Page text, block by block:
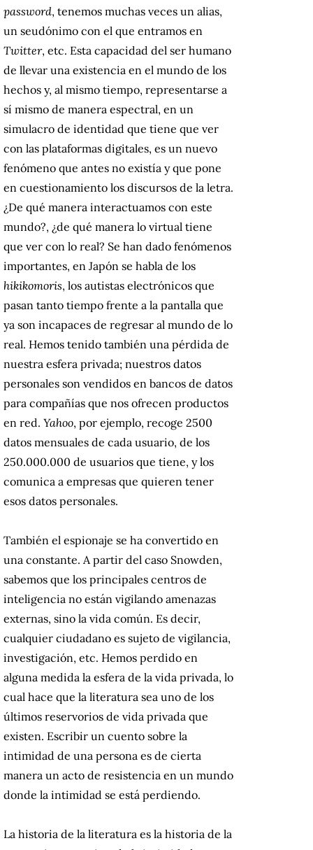
password, tenemos muchas veces un alias,
un seudónimo con el que entramos en
Twitter, etc. Esta capacidad del ser humano
de llevar una existencia en el mundo de los
hechos y, al mismo tiempo, representarse a
sí mismo de manera espectral, en un
simulacro de identidad que tiene que ver
con las plataformas digitales, es un nuevo
fenómeno que antes no existía y que pone
en cuestionamiento los discursos de la letra.
¿De qué manera interactuamos con este
mundo?, ¿de qué manera lo virtual tiene
que ver con lo real? Se han dado fenómenos
importantes, en Japón se habla de los
hikikomoris, los autistas electrónicos que
pasan tanto tiempo frente a la pantalla que
ya son incapaces de regresar al mundo de lo
real. Hemos tenido también una pérdida de
nuestra esfera privada; nuestros datos
personales son vendidos en bancos de datos
para compañías que nos ofrecen productos
en red. Yahoo, por ejemplo, recoge 2500
datos mensuales de cada usuario, de los
250.000.000 de usuarios que tiene, y los
comunica a empresas que quieren tener
esos datos personales.
También el espionaje se ha convertido en
una constante. A partir del caso Snowden,
sabemos que los principales centros de
inteligencia no están vigilando amenazas
externas, sino la vida común. Es decir,
cualquier ciudadano es sujeto de vigilancia,
investigación, etc. Hemos perdido en
alguna medida la esfera de la vida privada, lo
cual hace que la literatura sea uno de los
últimos reservorios de vida privada que
existen. Escribir un cuento sobre la
intimidad de una persona es de cierta
manera un acto de resistencia en un mundo
donde la intimidad se está perdiendo.
La historia de la literatura es la historia de la